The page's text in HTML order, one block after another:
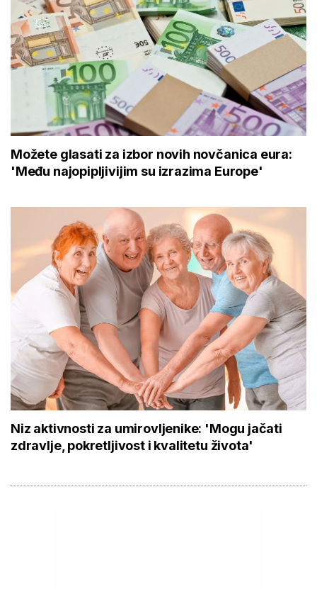
Možete glasati za izbor novih novčanica eura:
'Među najopipljivijim su izrazima Europe'
Niz aktivnosti za umirovljenike: 'Mogu jačati
zdravlje, pokretljivost i kvalitetu života'